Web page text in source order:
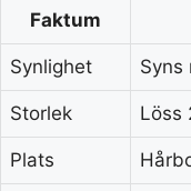
Faktum
Synlighet Syns
Storlek Löss
Plats